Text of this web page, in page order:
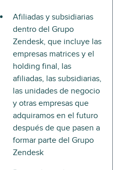
Afiliadas y subsidiarias
dentro del Grupo
Zendesk, que incluye las
empresas matrices y el
holding final, las
afiliadas, las subsidiarias,
las unidades de negocio
y otras empresas que
adquiramos en el futuro
después de que pasen a
formar parte del Grupo
Zendesk